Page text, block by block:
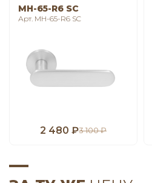
MH-65-R6 SC
Арт. MH-65-R6 SC
2 480 ₽3 100 ₽